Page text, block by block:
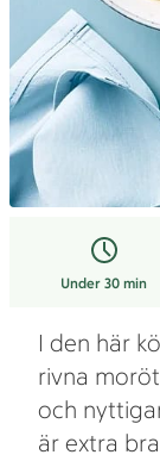
Under 30 min
I den här
rivna
och
är extra